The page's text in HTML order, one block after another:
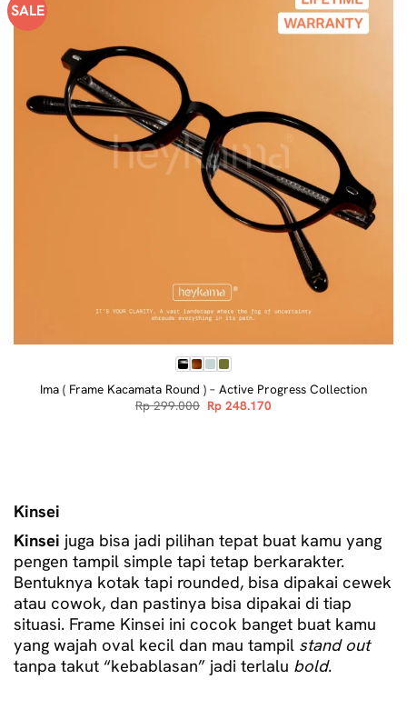
SALE
Ima ( Frame Kacamata Round ) – Active Progress Collection
Rp299.000 Original
price
Rp 248.170
Kinsei
Kinsei juga bisa jadi pilihan tepat buat kamu yang
pengen tampil simple tapi tetap berkarakter.
Bentuknya kotak tapi rounded, bisa dipakai cewek
atau cowok, dan pastinya bisa dipakai di tiap
situasi. Frame Kinsei ini cocok banget buat kamu
yang wajah oval kecil dan mau tampil stand out
tanpa takut “kebablasan” jadi terlalu bold.